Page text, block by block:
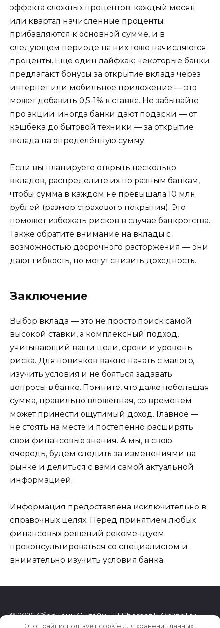
эффекта сложных процентов: каждый месяц
или квартал начисленные проценты
прибавляются к основной сумме, и в
следующем периоде на них тоже начисляются
проценты. Ещё один лайфхак: некоторые банки
предлагают бонусы за открытие вклада через
интернет или мобильное приложение — это
может добавить 0,5-1% к ставке. Не забывайте
про акции: иногда банки дают подарки — от
кэшбека до бытовой техники — за открытие
вклада на определённую сумму.
Если вы планируете открыть несколько
вкладов, распределите их по разным банкам,
чтобы сумма в каждом не превышала 10 млн
рублей (размер страхового покрытия). Это
поможет избежать рисков в случае банкротства.
Также обратите внимание на вклады с
возможностью досрочного расторжения — они
дают гибкость, но могут снизить доходность.
Заключение
Выбор вклада — это не просто поиск самой
высокой ставки, а комплексный подход,
учитывающий ваши цели, сроки и уровень
риска. Для новичков важно начать с малого,
изучить условия и не бояться задавать
вопросы в банке. Помните, что даже небольшая
сумма, правильно вложенная, со временем
может принести ощутимый доход. Главное —
не стоять на месте и постепенно расширять
свои финансовые знания. А мы, в свою
очередь, будем следить за изменениями на
рынке и делиться с вами самой актуальной
информацией.
Информация предоставлена исключительно в
справочных целях. Перед принятием любых
финансовых решений рекомендуем
проконсультироваться со специалистом и
внимательно изучить условия банка.
© 2026 СберБанк Онлайн +1 | Sberbank-Online1.ru
Этот сайт использует cookie для хранения данных.